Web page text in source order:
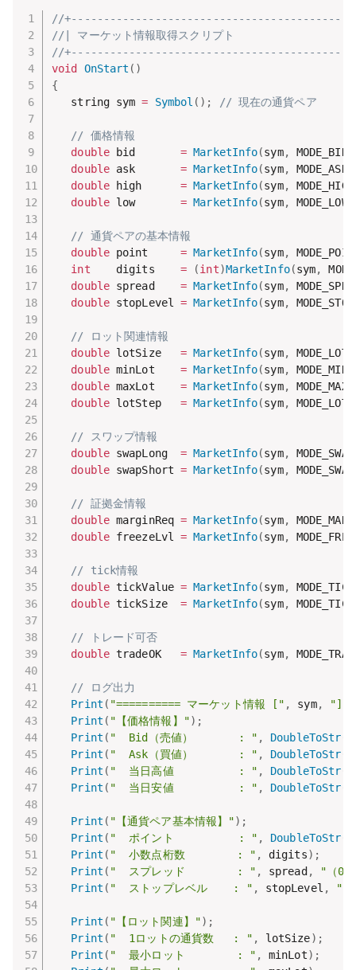
//
//| マーケット情報取得スクリプト
//
void
OnStart ( )
{
   string sym
= Symbol ( ) ; // 現在の通貨ペア
// 価格情報
double bid = MarketInfo(sym, MODE_BID
double ask = MarketInfo(sym, MODE_ASK
double high = MarketInfo(sym, MODE_HIGH
double low = MarketInfo(sym, MODE_LOW
// 通貨ペアの基本情報
double point = MarketInfo(sym,
int
    digits
= (int)MarketInfo(sym,
double spread = MarketInfo(sym,
double stopLevel = MarketInfo(sym,
// ロット関連情報
double lotSize = MarketInfo(sym,
double minLot = MarketInfo(sym,
double maxLot = MarketInfo(sym,
double lotStep = MarketInfo(sym,
// スワップ情報
double swapLong = MarketInfo(sym,
double swapShort = MarketInfo(sym,
// 証拠金情報
double marginReq = MarketInfo(sym,
double freezeLvl = MarketInfo(sym,
// tick情報
double tickValue = MarketInfo(sym,
double tickSize = MarketInfo(sym,
// トレード可否
double tradeOK = MarketInfo(sym,
// ログ出力
Print ( "========== マーケット情報 [" , sym,
"]
Print ( "【価格情報】") ;
Print ( "  Bid（売値）       : " , DoubleToStr
Print ( "  Ask（買値）       : " , DoubleToStr
Print ( "  当日高値          : " , DoubleToStr
Print ( "  当日安値          : " , DoubleToStr
Print ( "【通貨ペア基本情報】") ;
Print ( "  ポイント          : " , DoubleToStr
Print ( "  小数点桁数        : " , digits) ;
Print ( "  スプレッド        : " , spread ,
"（
Print ( "  ストップレベル    : " , stopLevel , "
Print ( "【ロット関連】") ;
Print ( "  1ロットの通貨数   : " , lotSize) ;
Print ( "  最小ロット        : " , minLot) ;